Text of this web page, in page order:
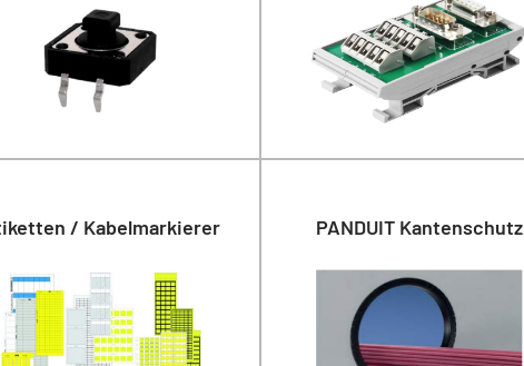
/ Kabelmarkierer PANDUIT Kantenschutz